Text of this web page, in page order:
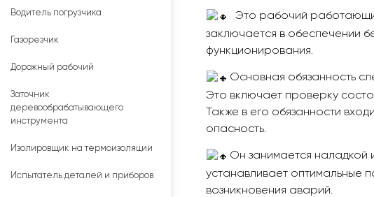
Водитель погрузчика
Газорезчик
Дорожный рабочий
Заточник
деревообрабатывающего
инструмента
Изолировщик на термоизоляции
Испытатель деталей и приборов
Это рабочий
заключается в обеспечении
функционирования.
Основная обязанность
Это включает проверку
Также в его обязанности
опасность.
Он занимается наладкой
устанавливает оптимальные
возникновения аварий.